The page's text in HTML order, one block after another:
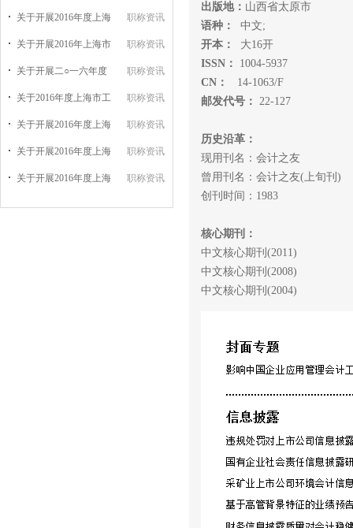
关于开展2016年度上海 职称资讯
关于开展2016年上海市 职称资讯
关于开展二○一六年度 职称资讯
关于2016年度上海市工 职称资讯
关于开展2016年度上海 职称资讯
关于开展2016年度上海 职称资讯
关于开展2016年度上海 职称资讯
出版地： 山西省太原市
语种：
中文;
开本：
大16开
ISSN：
1004-5937
CN：
14-1063/F
邮发代号： 22-127
历史沿革：
现用刊名：会计之友
曾用刊名：会计之友(上旬刊)
创刊时间：1983
核心期刊：
中文核心期刊(2011)
中文核心期刊(2008)
中文核心期刊(2004)